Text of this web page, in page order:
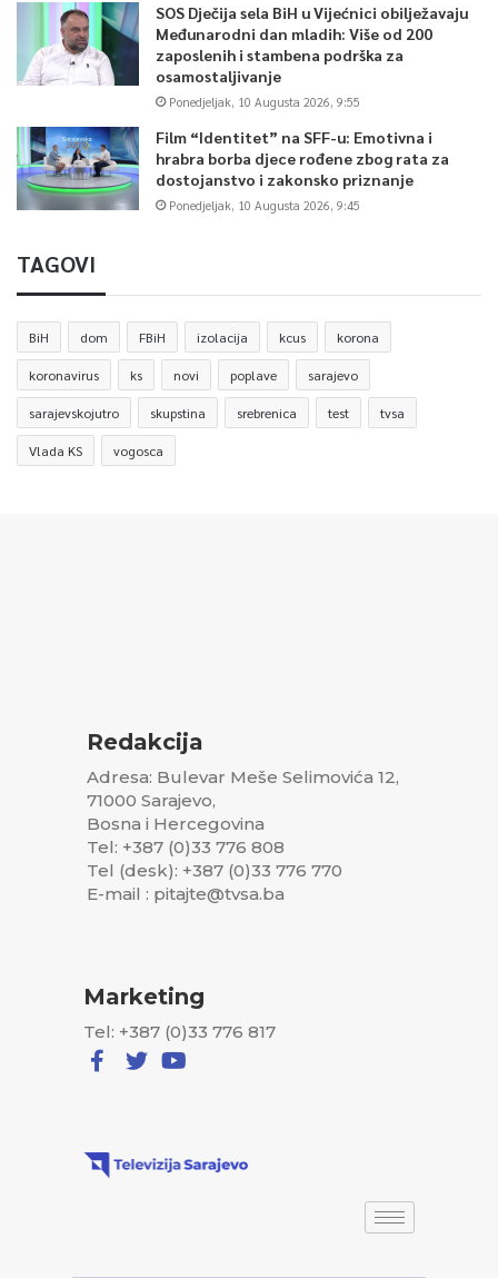
SOS Dječija sela BiH u Vijećnici obilježavaju
Međunarodni dan mladih: Više od 200
zaposlenih i stambena podrška za
osamostaljivanje
Ponedjeljak, 10 Augusta 2026, 9:55
Film “Identitet” na SFF-u: Emotivna i
hrabra borba djece rođene zbog rata za
dostojanstvo i zakonsko priznanje
Ponedjeljak, 10 Augusta 2026, 9:45
TAGOVI
BiH dom FBiH izolacija kcus korona
koronavirus ks novi poplave sarajevo
sarajevskojutro skupstina srebrenica test tvsa
Vlada KS vogosca
Redakcija
Adresa: Bulevar Meše Selimovića 12,
71000 Sarajevo,
Bosna i Hercegovina
Tel: +387 (0)33 776 808
Tel (desk): +387 (0)33 776 770
E-mail : pitajte@tvsa.ba
Marketing
Tel: +387 (0)33 776 817